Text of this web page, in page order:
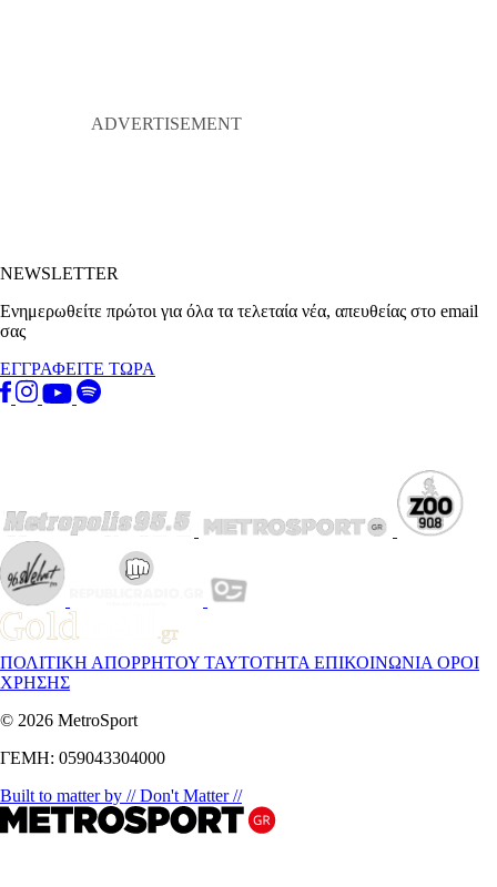
NEWSLETTER
Ενημερωθείτε πρώτοι για όλα τα τελεταία νέα, απευθείας στο email
σας
ΕΓΓΡΑΦΕΙΤΕ ΤΩΡΑ
ΠΟΛΙΤΙΚΗ ΑΠΟΡΡΗΤΟΥ ΤΑΥΤΟΤΗΤΑ ΕΠΙΚΟΙΝΩΝΙΑ ΟΡΟΙ
ΧΡΗΣΗΣ
© 2026 MetroSport
ΓΕΜΗ: 059043304000
Built to matter by // Don't Matter //